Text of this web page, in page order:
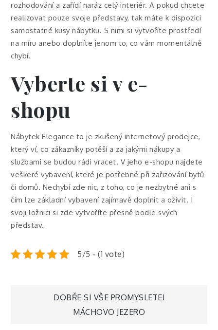
rozhodování a zařídí naráz celý interiér. A pokud chcete
realizovat pouze svoje představy, tak máte k dispozici
samostatné kusy nábytku. S nimi si vytvoříte prostředí
na míru anebo doplníte jenom to, co vám momentálně
chybí.
Vyberte si v e-
shopu
Nábytek Elegance to je zkušený internetový prodejce,
který ví, co zákazníky potěší a za jakými nákupy a
službami se budou rádi vracet. V jeho e-shopu najdete
veškeré vybavení, které je potřebné při zařizování bytů
či domů. Nechybí zde nic, z toho, co je nezbytné ani s
čím lze základní vybavení zajímavě doplnit a oživit. I
svojiložnici si zde vytvoříte přesně podle svých
představ.
5/5 - (1 vote)
Navigace
DOBŘE SI VŠE PROMYSLETE!
MÁCHOVO JEZERO